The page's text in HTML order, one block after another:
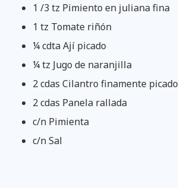
1 /3 tz Pimiento en juliana fina
1 tz Tomate riñón
¼ cdta Ají picado
¼ tz Jugo de naranjilla
2 cdas Cilantro finamente picado
2 cdas Panela rallada
c/n Pimienta
c/n Sal